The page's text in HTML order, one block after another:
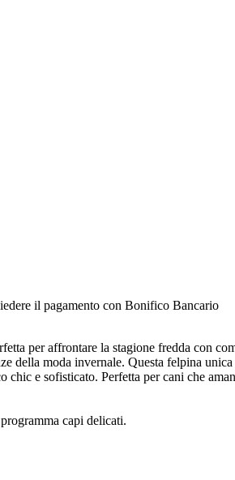
il pagamento con Bonifico Bancario
per affrontare la stagione fredda con
della moda invernale. Questa felpina
e sofisticato. Perfetta per cani che
capi delicati.